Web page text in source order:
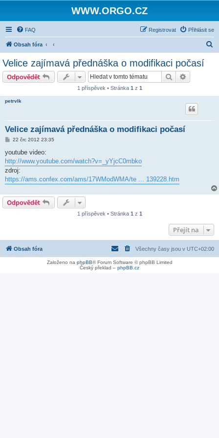
WWW.ORGO.CZ
FAQ Přihlásit se
Registrovat
Obsah fóra
Velice zajímavá přednáška o modifikaci počasí
Odpovědět Hledat
1 příspěvek • Stránka 1 z 1
petrvlk
Velice zajímavá přednáška o modifikaci počasí
P
í
p
ě
v
e
k
22 črc 2012 23:35
youtube video:
http://www.youtube.com/watch?v=_yYjcC0mbko
zdroj:
https://ams.confex.com/ams/17WModWMA/te ... 139228.htm
Odpovědět
1 příspěvek • Stránka 1 z 1
Přejít na
Obsah fóra Všechny časy jsou v UTC+02:00
Založeno na phpBB® Forum Software © phpBB Limited
Český překlad – phpBB.cz